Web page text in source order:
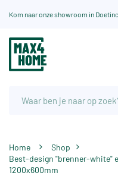
Kom naar onze showroom in
Home
Shop
Best-design "brenner-white" elektrische radiator mat-wit 750w
1200x600mm